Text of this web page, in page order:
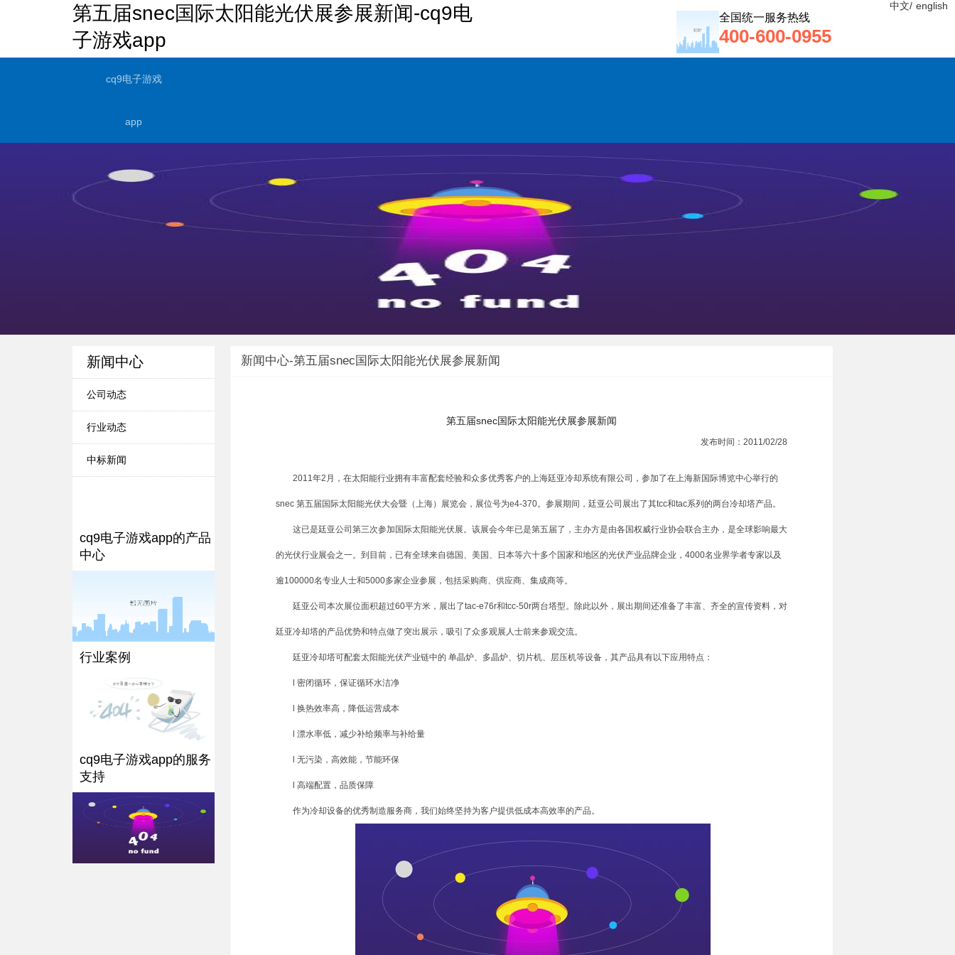
第五届snec国际太阳能光伏展参展新闻-cq9电
子游戏app
全国统一服务热线
400-600-0955
中文/ english
cq9电子游戏
app
新闻中心
公司动态
行业动态
中标新闻
cq9电子游戏app的产品
中心
行业案例
cq9电子游戏app的服务
支持
新闻中心-第五届snec国际太阳能光伏展参展新闻
第五届snec国际太阳能光伏展参展新闻
发布时间：2011/02/28
2011年2月，在太阳能行业拥有丰富配套经验和众多优秀客户的上海廷亚冷却系统有限公司，参加了在上海新国际博览中心举行的
snec 第五届国际太阳能光伏大会暨（上海）展览会，展位号为e4-370。参展期间，廷亚公司展出了其tcc和tac系列的两台冷却塔产品。
这已是廷亚公司第三次参加国际太阳能光伏展。该展会今年已是第五届了，主办方是由各国权威行业协会联合主办，是全球影响最大
的光伏行业展会之一。到目前，已有全球来自德国、美国、日本等六十多个国家和地区的光伏产业品牌企业，4000名业界学者专家以及
逾100000名专业人士和5000多家企业参展，包括采购商、供应商、集成商等。
廷亚公司本次展位面积超过60平方米，展出了tac-e76r和tcc-50r两台塔型。除此以外，展出期间还准备了丰富、齐全的宣传资料，对
廷亚冷却塔的产品优势和特点做了突出展示，吸引了众多观展人士前来参观交流。
廷亚冷却塔可配套太阳能光伏产业链中的 单晶炉、多晶炉、切片机、层压机等设备，其产品具有以下应用特点：
l 密闭循环，保证循环水洁净
l 换热效率高，降低运营成本
l 漂水率低，减少补给频率与补给量
l 无污染，高效能，节能环保
l 高端配置，品质保障
作为冷却设备的优秀制造服务商，我们始终坚持为客户提供低成本高效率的产品。